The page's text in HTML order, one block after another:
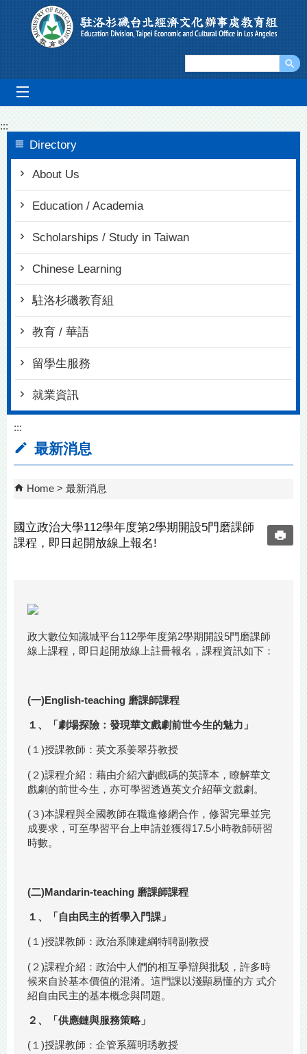
Go To Content
:::
Directory
About Us
Education / Academia
Scholarships / Study in Taiwan
Chinese Learning
駐洛杉磯教育組
教育 / 華語
留學生服務
就業資訊
:::
最新消息
Home 最新消息
國立政治大學112學年度第2學期開設5門磨課師
課程，即日起開放線上報名!
政大數位知識城平台112學年度第2學期開設5門磨課師
線上課程，即日起開放線上註冊報名，課程資訊如下：
(一)English-teaching 磨課師課程
１、「劇場探險：發現華文戲劇前世今生的魅力」
(１)授課教師：英文系姜翠芬教授
(２)課程介紹：藉由介紹六齣戲碼的英譯本，瞭解華文
戲劇的前世今生，亦可學習透過英文介紹華文戲劇。
(３)本課程與全國教師在職進修網合作，修習完畢並完
成要求，可至學習平台上申請並獲得17.5小時教師研習
時數。
(二)Mandarin-teaching 磨課師課程
１、「自由民主的哲學入門課」
(１)授課教師：政治系陳建綱特聘副教授
(２)課程介紹：政治中人們的相互爭辯與批駁，許多時
候來自於基本價值的混淆。這門課以淺顯易懂的方 式介
紹自由民主的基本概念與問題。
２、「供應鏈與服務策略」
(１)授課教師：企管系羅明琇教授